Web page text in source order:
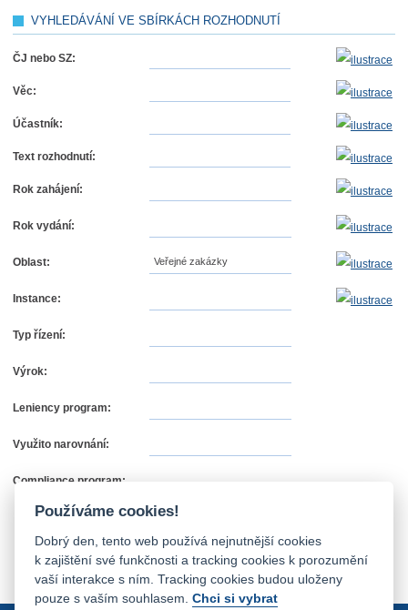
VYHLEDÁVÁNÍ VE SBÍRKÁCH ROZHODNUTÍ
ČJ nebo SZ:
Věc:
Účastník:
Text rozhodnutí:
Rok zahájení:
Rok vydání:
Oblast: Veřejné zakázky
Instance:
Typ řízení:
Výrok:
Leniency program:
Využito narovnání:
Compliance program:
Používáme cookies!
Dobrý den, tento web používá nejnutnější cookies
k zajištění své funkčnosti a tracking cookies k porozumění
vaší interakce s ním. Tracking cookies budou uloženy
pouze s vaším souhlasem.Chci si vybrat